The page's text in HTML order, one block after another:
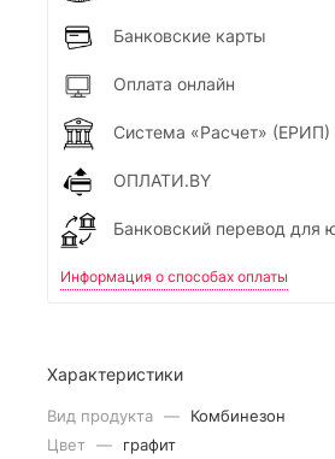
Банковские карты
Оплата онлайн
Система «Расчет» (ЕРИП)
ОПЛАТИ.BY
Банковский перевод для
Информация о способах оплаты
Характеристики
Вид продукта —
Комбинезон
Цвет —
графит